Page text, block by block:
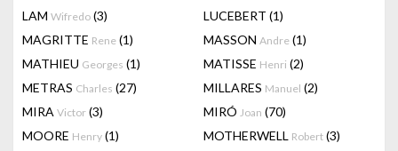
LAM Wifredo (3) LUCEBERT (1)
MAGRITTE Rene (1) MASSON Andre (1)
MATHIEU Georges (1) MATISSE Henri (2)
METRAS Charles (27) MILLARES Manuel (2)
MIRA Victor (3) MIRÓ Joan (70)
MOORE Henry (1) MOTHERWELL Robert (3)